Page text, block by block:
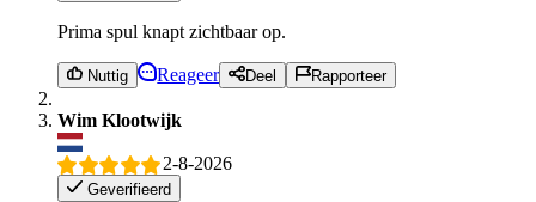
Prima spul knapt zichtbaar op.
Nuttig Reageer Deel Rapporteer
Wim Klootwijk
2-8-2026
Geverifieerd